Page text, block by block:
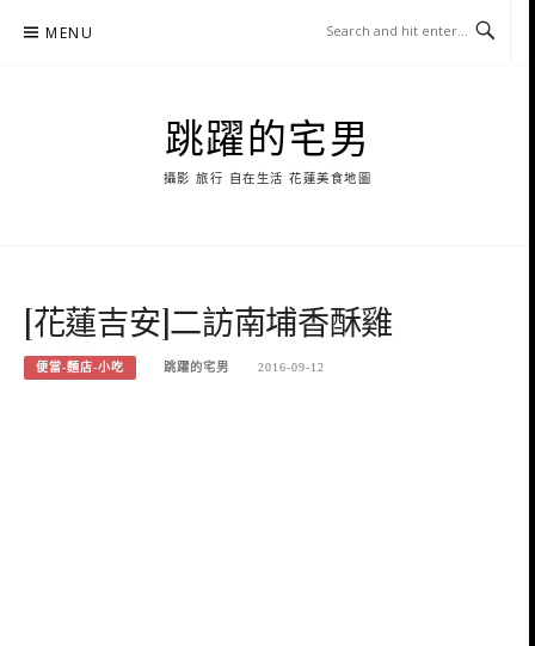
MENU
跳躍的宅男
攝影 旅行 自在生活 花蓮美食地圖
[花蓮吉安]二訪南埔香酥雞
便當-麵店-小吃 跳躍的宅男 2016-09-12